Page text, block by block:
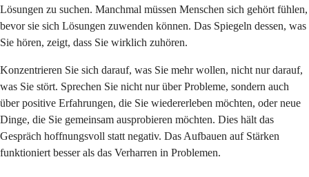
Lösungen zu suchen. Manchmal müssen Menschen sich gehört fühlen,
bevor sie sich Lösungen zuwenden können. Das Spiegeln dessen, was
Sie hören, zeigt, dass Sie wirklich zuhören.
Konzentrieren Sie sich darauf, was Sie mehr wollen, nicht nur darauf,
was Sie stört. Sprechen Sie nicht nur über Probleme, sondern auch
über positive Erfahrungen, die Sie wiedererleben möchten, oder neue
Dinge, die Sie gemeinsam ausprobieren möchten. Dies hält das
Gespräch hoffnungsvoll statt negativ. Das Aufbauen auf Stärken
funktioniert besser als das Verharren in Problemen.